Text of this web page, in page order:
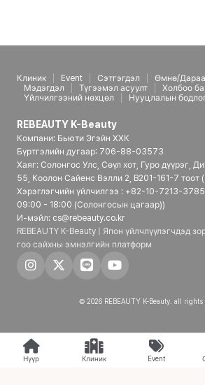
Клиник Event Сэтгэгдэл Өмнө/Дараа
Мэдэгдэл
Түгээмэл асуулт
Холбоо
Үйлчилгээний нөхцөл
Нууцлалын
REBEAUTY K-Beauty
Компани: Бьюти Эгэйн ХХК
Бүртгэлийн дугаар: 706-88-03573
Хаяг: Солонгос Улс, Сөүл хот, Гуро дүүрэг,
55, Коолон Сайенс Вэлли 2, B201-161-7 тоот
Хэрэглэгчийн үйлчилгээ : +82-10-7213-
09:00 - 18:00 (Солонгосын цагаар))
И-мэйл: cs@rebeauty.co.kr
REBEAUTY K-Beauty | Япон үйлчлүүлэгчдэд
гоо сайхны эмнэлгийн платформ
© 2026 REBEAUTY K-Beauty. all rights
Нүүр Клиник Event